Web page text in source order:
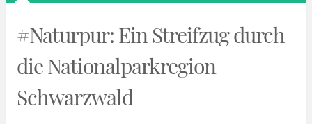
#Naturpur: Ein Streifzug durch
die Nationalparkregion
Schwarzwald